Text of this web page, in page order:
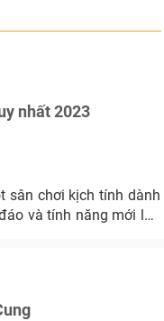
nhất 2023
sân chơi kịch tính dành
và tính năng mới lần